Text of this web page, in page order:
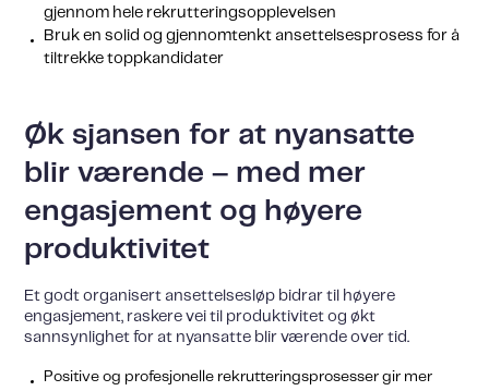
gjennom hele rekrutteringsopplevelsen
Bruk en solid og gjennomtenkt ansettelsesprosess for å
tiltrekke toppkandidater
Øk sjansen for at nyansatte
blir værende – med mer
engasjement og høyere
produktivitet
Et godt organisert ansettelsesløp bidrar til høyere
engasjement, raskere vei til produktivitet og økt
sannsynlighet for at nyansatte blir værende over tid.
Positive og profesjonelle rekrutteringsprosesser gir mer